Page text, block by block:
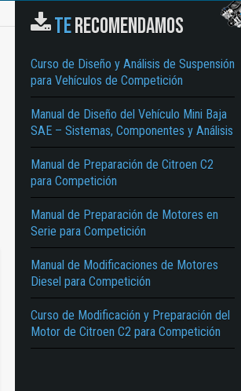
TERECOMENDAMOS
Curso de Diseño y Análisis de Suspensión
para Vehículos de Competición
Manual de Diseño del Vehículo Mini Baja
SAE – Sistemas, Componentes y Análisis
Manual de Preparación de Citroen C2
para Competición
Manual de Preparación de Motores en
Serie para Competición
Manual de Modificaciones de Motores
Diesel para Competición
Curso de Modificación y Preparación del
Motor de Citroen C2 para Competición